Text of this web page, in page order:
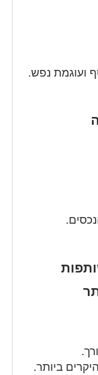
ועוגמת נפש.
ביותר.